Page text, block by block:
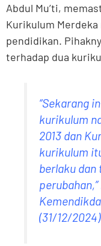
Abdul Mu’ti,
Kurikulum
pendidikan.
terhadap dua
“Sekarang
kurikulum
2013 dan
kurikulum
berlaku
(31/12/